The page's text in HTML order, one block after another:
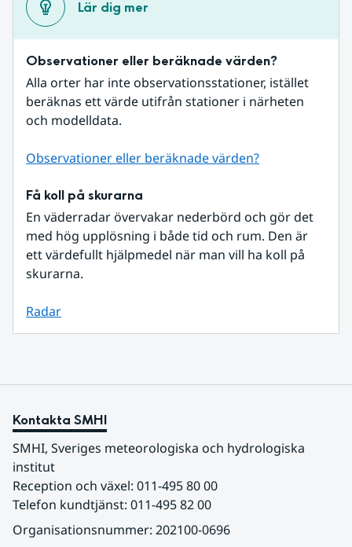
Lär dig mer
Observationer eller beräknade värden?
Alla orter har inte observationsstationer, istället
beräknas ett värde utifrån stationer i närheten
och modelldata.
Observationer eller beräknade värden?
Få koll på skurarna
En väderradar övervakar nederbörd och gör det
med hög upplösning i både tid och rum. Den är
ett värdefullt hjälpmedel när man vill ha koll på
skurarna.
Radar
Kontakta SMHI
SMHI, Sveriges meteorologiska och hydrologiska
institut
Reception och växel: 011-495 80 00
Telefon kundtjänst: 011-495 82 00
Organisationsnummer: 202100-0696